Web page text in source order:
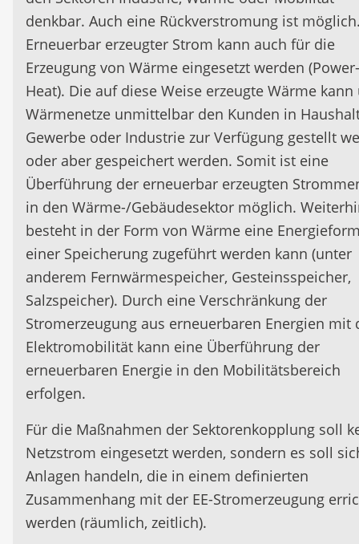
denkbar. Auch eine Rückverstromung ist
Erneuerbar erzeugter Strom kann auch für die
Erzeugung von Wärme eingesetzt werden
Heat). Die auf diese Weise erzeugte Wärme kann
Wärmenetze unmittelbar den Kunden in
Gewerbe oder Industrie zur Verfügung gestellt
oder aber gespeichert werden. Somit ist eine
Überführung der erneuerbar erzeugten
in den Wärme-/Gebäudesektor möglich.
besteht in der Form von Wärme eine
einer Speicherung zugeführt werden kann (unter
anderem Fernwärmespeicher, Gesteinsspeicher,
Salzspeicher). Durch eine Verschränkung der
Stromerzeugung aus erneuerbaren Energien mit
Elektromobilität kann eine Überführung der
erneuerbaren Energie in den Mobilitätsbereich
erfolgen.
Für die Maßnahmen der Sektorenkopplung soll
Netzstrom eingesetzt werden, sondern es soll
Anlagen handeln, die in einem definierten
Zusammenhang mit der EE-Stromerzeugung
werden (räumlich, zeitlich).